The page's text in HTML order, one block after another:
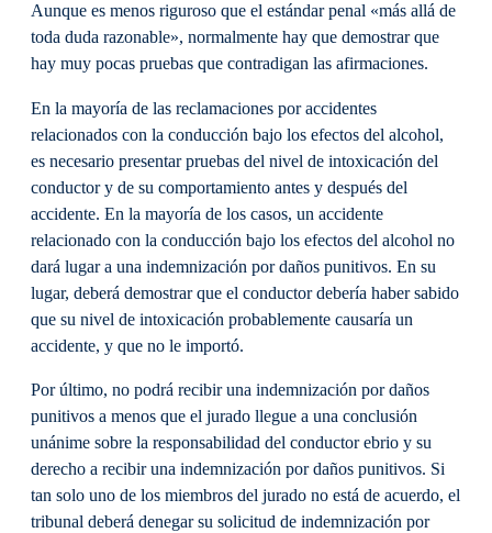
Aunque es menos riguroso que el estándar penal «más allá de
toda duda razonable», normalmente hay que demostrar que
hay muy pocas pruebas que contradigan las afirmaciones.
En la mayoría de las reclamaciones por accidentes
relacionados con la conducción bajo los efectos del alcohol,
es necesario presentar pruebas del nivel de intoxicación del
conductor y de su comportamiento antes y después del
accidente. En la mayoría de los casos, un accidente
relacionado con la conducción bajo los efectos del alcohol no
dará lugar a una indemnización por daños punitivos. En su
lugar, deberá demostrar que el conductor debería haber sabido
que su nivel de intoxicación probablemente causaría un
accidente, y que no le importó.
Por último, no podrá recibir una indemnización por daños
punitivos a menos que el jurado llegue a una conclusión
unánime sobre la responsabilidad del conductor ebrio y su
derecho a recibir una indemnización por daños punitivos. Si
tan solo uno de los miembros del jurado no está de acuerdo, el
tribunal deberá denegar su solicitud de indemnización por